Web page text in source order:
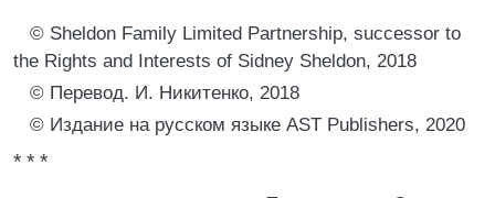
© Sheldon Family Limited Partnership, successor to
the Rights and Interests of Sidney Sheldon, 2018
© Перевод. И. Никитенко, 2018
© Издание на русском языке AST Publishers, 2020
* * *